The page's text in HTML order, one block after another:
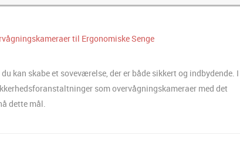
kan skabe et soveværelse, der er både sikkert og indbydende. I
som overvågningskameraer med det
dette mål.